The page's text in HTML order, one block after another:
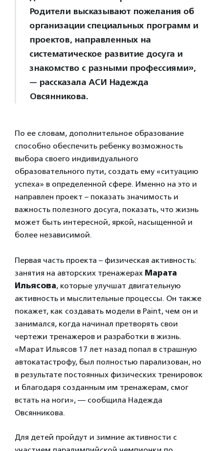
Родители высказывают пожелания об
организации специальных программ и
проектов, направленных на
систематическое развитие досуга и
знакомство с разными профессиями»,
— рассказала АСИ Надежда
Овсянникова.
По ее словам, дополнительное образование
способно обеспечить ребенку возможность
выбора своего индивидуального
образовательного пути, создать ему «ситуацию
успеха» в определенной сфере. Именно на это и
направлен проект – показать значимость и
важность полезного досуга, показать, что жизнь
может быть интересной, яркой, насыщенной и
более независимой.
Первая часть проекта – физическая активность:
занятия на авторских тренажерах Марата
Ильясова, которые улучшат двигательную
активность и мыслительные процессы. Он также
покажет, как создавать модели в Paint, чем он и
занимался, когда начинал претворять свои
чертежи тренажеров и разработки в жизнь.
«Марат Ильясов 17 лет назад попал в страшную
автокатастрофу, был полностью парализован, но
в результате постоянных физических тренировок
и благодаря созданным им тренажерам, смог
встать на ноги», — сообщила Надежда
Овсянникова.
Для детей пройдут и зимние активности с